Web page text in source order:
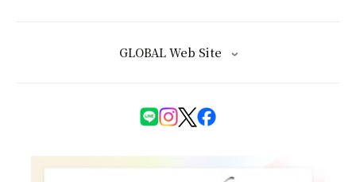
GLOBAL Web Site